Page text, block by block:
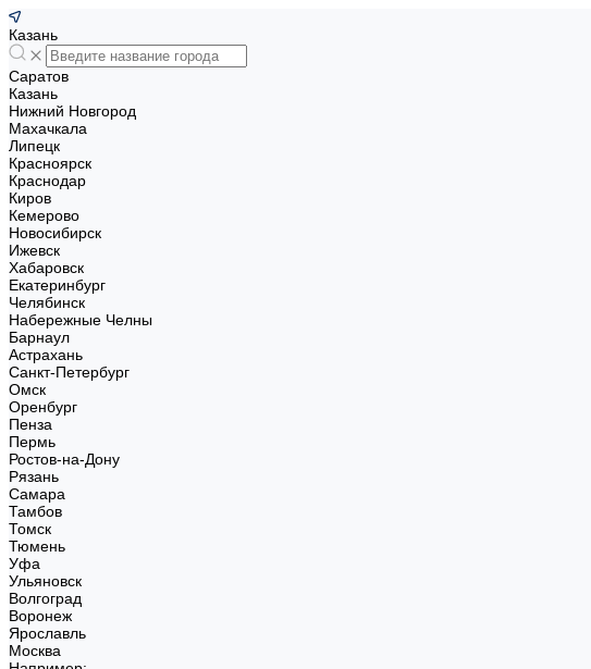
Казань
Саратов
Казань
Нижний Новгород
Махачкала
Липецк
Красноярск
Краснодар
Киров
Кемерово
Новосибирск
Ижевск
Хабаровск
Екатеринбург
Челябинск
Набережные Челны
Барнаул
Астрахань
Санкт-Петербург
Омск
Оренбург
Пенза
Пермь
Ростов-на-Дону
Рязань
Самара
Тамбов
Томск
Тюмень
Уфа
Ульяновск
Волгоград
Воронеж
Ярославль
Москва